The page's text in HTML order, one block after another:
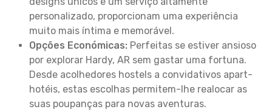
personalizado, proporcionam uma experiência
muito mais íntima e memorável.
Opções Económicas: Perfeitas se estiver ansioso
por explorar Hardy, AR sem gastar uma fortuna.
Desde acolhedores hostels a convidativos apart-
hotéis, estas escolhas permitem-lhe realocar as
suas poupanças para novas aventuras.